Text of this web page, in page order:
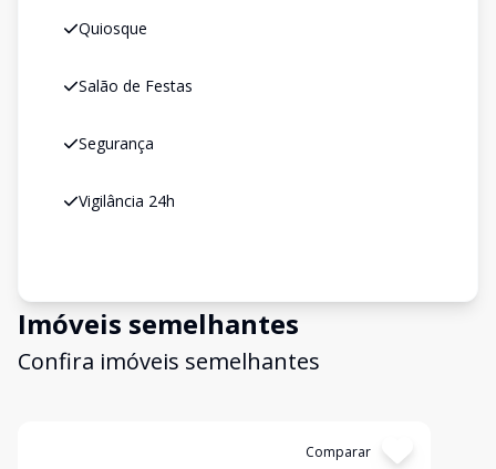
Quiosque
Salão de Festas
Segurança
Vigilância 24h
Imóveis semelhantes
Confira imóveis semelhantes
Comparar